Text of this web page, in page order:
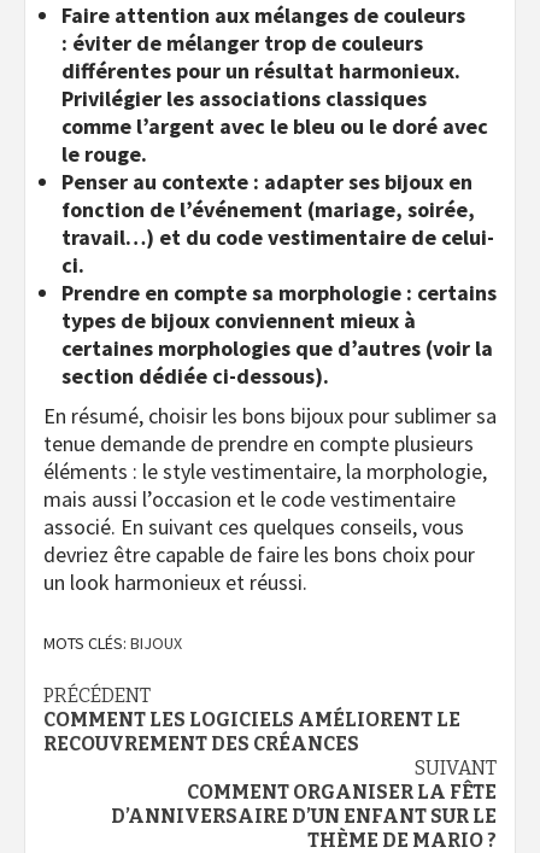
Faire attention aux mélanges de couleurs
: éviter de mélanger trop de couleurs
différentes pour un résultat harmonieux.
Privilégier les associations classiques
comme l’argent avec le bleu ou le doré avec
le rouge.
Penser au contexte : adapter ses bijoux en
fonction de l’événement (mariage, soirée,
travail…) et du code vestimentaire de celui-
ci.
Prendre en compte sa morphologie : certains
types de bijoux conviennent mieux à
certaines morphologies que d’autres (voir la
section dédiée ci-dessous).
En résumé, choisir les bons bijoux pour sublimer sa
tenue demande de prendre en compte plusieurs
éléments : le style vestimentaire, la morphologie,
mais aussi l’occasion et le code vestimentaire
associé. En suivant ces quelques conseils, vous
devriez être capable de faire les bons choix pour
un look harmonieux et réussi.
MOTS CLÉS: BIJOUX
Navigation
d’article
PRÉCÉDENT
COMMENT LES LOGICIELS AMÉLIORENT LE
RECOUVREMENT DES CRÉANCES
SUIVANT
COMMENT ORGANISER LA FÊTE
D’ANNIVERSAIRE D’UN ENFANT SUR LE
THÈME DE MARIO ?